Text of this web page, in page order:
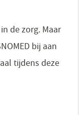
de zorg. Maar
bij aan
tijdens deze